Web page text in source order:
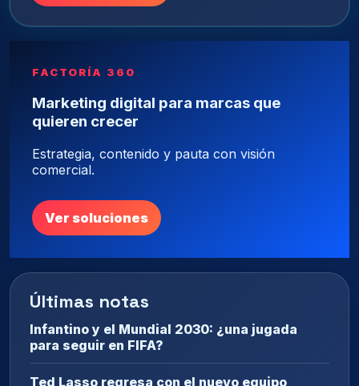
FACTORÍA 360
Marketing digital para marcas que
quieren crecer
Estrategia, contenido y pauta con visión
comercial.
Ver soluciones
Últimas notas
Infantino y el Mundial 2030: ¿una jugada
para seguir en FIFA?
Ted Lasso regresa con el nuevo equipo